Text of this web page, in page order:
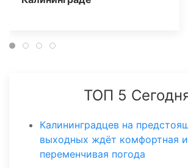
ТОП 5
Калининградцев на
выходных ждёт комфортная и
переменчивая погода